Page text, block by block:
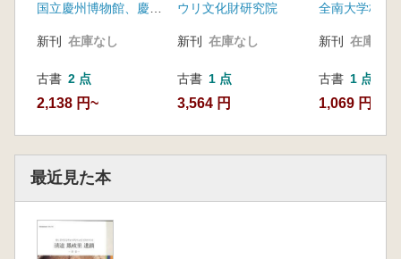
国立慶州博物館、慶州市
新刊 在庫なし
古書 2 点
2,138 円~
ウリ文化財研究院
新刊 在庫なし
古書 1 点
3,564 円
新刊 在庫なし
古書 1 点
1,069 円
最近見た本